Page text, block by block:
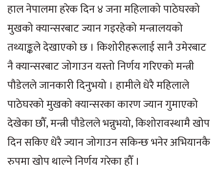
हाल नेपालमा हरेक दिन ४ जना महिलाको पाठेघरको
मुखको क्यान्सरबाट ज्यान गइरहेको मन्त्रालयको
तथ्याङ्कले देखाएको छ । किशोरीहरूलाई सानै उमेरबाट
नै क्यान्सरबाट जोगाउन यस्तो निर्णय गरिएको मन्त्री
पौडेलले जानकारी दिनुभयो । हामीले धेरै महिलाले
पाठेघरको मुखको क्यान्सरका कारण ज्यान गुमाएको
देखेका छौँ, मन्त्री पौडेलले भन्नुभयो, किशोरावस्थामै खोप
दिन सकिए धेरै ज्यान जोगाउन सकिन्छ भनेर अभियानकै
रुपमा खोप थाल्ने निर्णय गरेका हौँ ।